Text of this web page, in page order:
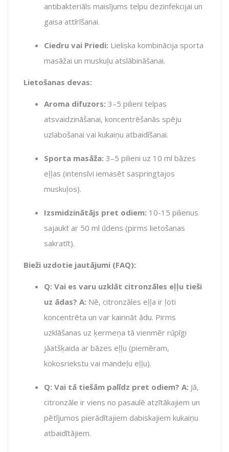
antibakteriāls maisījums telpu dezinfekcijai un
gaisa attīrīšanai.
Ciedru vai Priedi: Lieliska kombinācija sporta
masāžai un muskuļu atslābināšanai.
Lietošanas devas:
Aroma difuzors: 3–5 pilieni telpas
atsvaidzināšanai, koncentrēšanās spēju
uzlabošanai vai kukaiņu atbaidīšanai.
Sporta masāža: 3–5 pilieni uz 10 ml bāzes
eļļas (intensīvi iemasēt saspringtajos
muskuļos).
Izsmidzinātājs pret odiem: 10-15 pilienus
sajaukt ar 50 ml ūdens (pirms lietošanas
sakratīt).
Bieži uzdotie jautājumi (FAQ):
Q: Vai es varu uzklāt citronzāles eļļu tieši
uz ādas? A: Nē, citronzāles eļļa ir ļoti
koncentrēta un var kairināt ādu. Pirms
uzklāšanas uz ķermeņa tā vienmēr rūpīgi
jāatšķaida ar bāzes eļļu (piemēram,
kokosriekstu vai mandeļu eļļu).
Q: Vai tā tiešām palīdz pret odiem? A: Jā,
citronzāle ir viens no pasaulē atzītākajiem un
pētījumos pierādītajiem dabiskajiem kukaiņu
atbaidītājiem.